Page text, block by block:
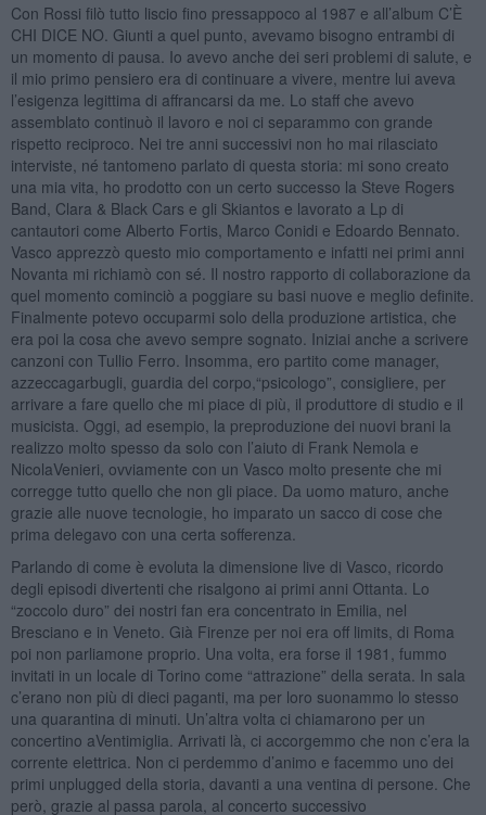
Con Rossi filò tutto liscio fino pressappoco al 1987 e all’album C’È
CHI DICE NO. Giunti a quel punto, avevamo bisogno entrambi di
un momento di pausa. Io avevo anche dei seri problemi di salute, e
il mio primo pensiero era di continuare a vivere, mentre lui aveva
l’esigenza legittima di affrancarsi da me. Lo staff che avevo
assemblato continuò il lavoro e noi ci separammo con grande
rispetto reciproco. Nei tre anni successivi non ho mai rilasciato
interviste, né tantomeno parlato di questa storia: mi sono creato
una mia vita, ho prodotto con un certo successo la Steve Rogers
Band, Clara & Black Cars e gli Skiantos e lavorato a Lp di
cantautori come Alberto Fortis, Marco Conidi e Edoardo Bennato.
Vasco apprezzò questo mio comportamento e infatti nei primi anni
Novanta mi richiamò con sé. Il nostro rapporto di collaborazione da
quel momento cominciò a poggiare su basi nuove e meglio definite.
Finalmente potevo occuparmi solo della produzione artistica, che
era poi la cosa che avevo sempre sognato. Iniziai anche a scrivere
canzoni con Tullio Ferro. Insomma, ero partito come manager,
azzeccagarbugli, guardia del corpo,“psicologo”, consigliere, per
arrivare a fare quello che mi piace di più, il produttore di studio e il
musicista. Oggi, ad esempio, la preproduzione dei nuovi brani la
realizzo molto spesso da solo con l’aiuto di Frank Nemola e
NicolaVenieri, ovviamente con un Vasco molto presente che mi
corregge tutto quello che non gli piace. Da uomo maturo, anche
grazie alle nuove tecnologie, ho imparato un sacco di cose che
prima delegavo con una certa sofferenza.
Parlando di come è evoluta la dimensione live di Vasco, ricordo
degli episodi divertenti che risalgono ai primi anni Ottanta. Lo
“zoccolo duro” dei nostri fan era concentrato in Emilia, nel
Bresciano e in Veneto. Già Firenze per noi era off limits, di Roma
poi non parliamone proprio. Una volta, era forse il 1981, fummo
invitati in un locale di Torino come “attrazione” della serata. In sala
c’erano non più di dieci paganti, ma per loro suonammo lo stesso
una quarantina di minuti. Un’altra volta ci chiamarono per un
concertino aVentimiglia. Arrivati là, ci accorgemmo che non c’era la
corrente elettrica. Non ci perdemmo d’animo e facemmo uno dei
primi unplugged della storia, davanti a una ventina di persone. Che
però, grazie al passa parola, al concerto successivo